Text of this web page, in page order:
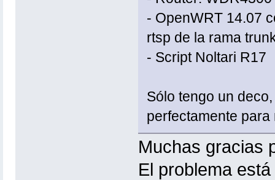
- OpenWRT 14.07
rtsp de la rama
- Script Noltari R17
Sólo tengo un
perfectamente
Muchas gracias
El problema